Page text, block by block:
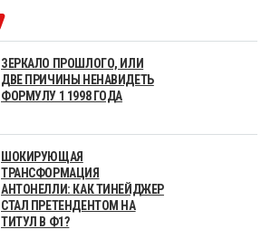
ЗЕРКАЛО ПРОШЛОГО, ИЛИ
ДВЕ ПРИЧИНЫ НЕНАВИДЕТЬ
ФОРМУЛУ 1 1998 ГОДА
ШОКИРУЮЩАЯ
ТРАНСФОРМАЦИЯ
АНТОНЕЛЛИ: КАК ТИНЕЙДЖЕР
СТАЛ ПРЕТЕНДЕНТОМ НА
ТИТУЛ В Ф1?